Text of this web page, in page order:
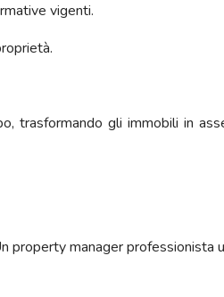
vigenti.
trasformando gli immobili in
property manager professionista